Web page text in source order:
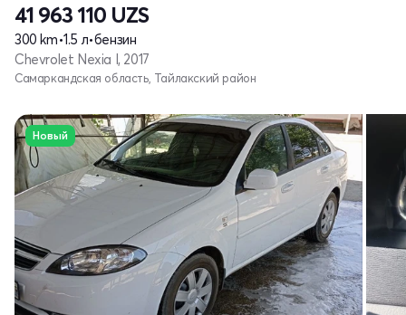
41 963 110 UZS
300 km•1.5 л•бензин
Chevrolet Nexia I, 2017
Самаркандская область, Тайлакский район
Новый